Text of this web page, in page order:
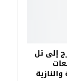
إلى تل